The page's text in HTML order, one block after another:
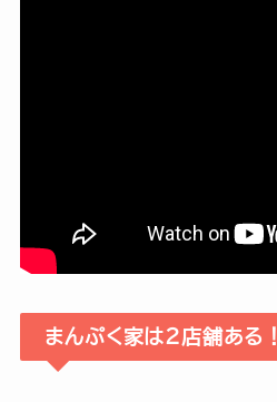
まんぷく家は２店舗ある！